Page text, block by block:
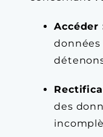
Accéder
données
des